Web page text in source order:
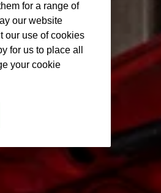
for a range of
our website
our use of cookies
for us to place all
your cookie